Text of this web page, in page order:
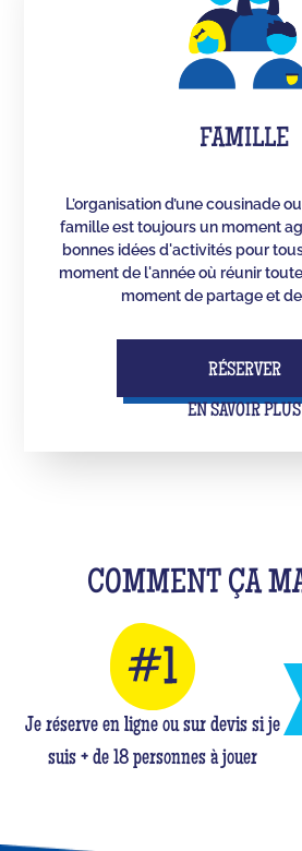
FAMILLE
L’organisation d’une cousinade
famille est toujours un moment
bonnes idées d'activités pour tous
moment de l'année où réunir
moment de partage et
RÉSERVER
EN SAVOIR PLUS
COMMENT ÇA
Je réserve en ligne ou sur devis si je
suis + de 18 personnes à jouer